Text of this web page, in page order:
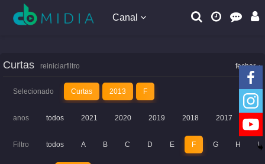
Canal
fechar
Curtas reiniciarfiltro
Selecionado Curtas 2013 F
anos todos 2021 2020 2019 2018 2017
Filtro todos A B C D E F G H I